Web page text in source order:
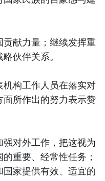
献力量；继续发挥重
伙伴关系。
构工作人员在落实对
所作出的努力表示赞
对外工作，把这视为
重要、经常性任务；
家提供有效、适宜的